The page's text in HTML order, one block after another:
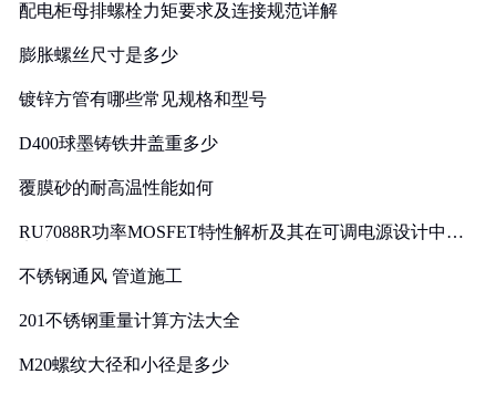
配电柜母排螺栓力矩要求及连接规范详解
膨胀螺丝尺寸是多少
镀锌方管有哪些常见规格和型号
D400球墨铸铁井盖重多少
覆膜砂的耐高温性能如何
RU7088R功率MOSFET特性解析及其在可调电源设计中的
不锈钢通风 管道施工
201不锈钢重量计算方法大全
M20螺纹大径和小径是多少